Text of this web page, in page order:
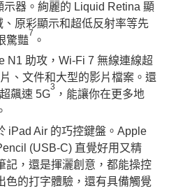
器。絢麗的 Liquid Retina 顯
原彩顯示和超低反射率等先
驚豔
7
。
N1 助攻，Wi-Fi 7 無線連線超
、文件和大型的影片檔案。還
飆速 5G
3
，能讓你在更多地
iPad Air 的巧控鍵盤。Apple
(USB-C) 直覺好用又精
記，還是揮灑創意，都能操控
色的打字體驗，還有具備觸覺